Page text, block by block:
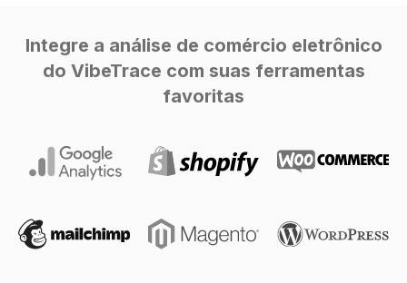
Integre a análise de comércio eletrônico
do VibeTrace com suas ferramentas
favoritas